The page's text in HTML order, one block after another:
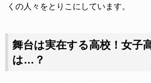
くの人々をとりこにしています。
舞台は実在する高校！女子
は…？